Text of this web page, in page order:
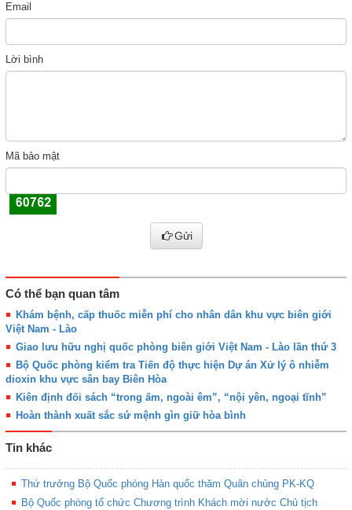
Email
Lời bình
Mã bảo mật
Gửi
Có thể bạn quan tâm
Khám bệnh, cấp thuốc miễn phí cho nhân dân khu vực biên giới
Việt Nam - Lào
Giao lưu hữu nghị quốc phòng biên giới Việt Nam - Lào lần thứ 3
Bộ Quốc phòng kiểm tra Tiến độ thực hiện Dự án Xử lý ô nhiễm
dioxin khu vực sân bay Biên Hòa
Kiên định đối sách “trong ấm, ngoài êm”, “nội yên, ngoại tĩnh”
Hoàn thành xuất sắc sứ mệnh gìn giữ hòa bình
Tin khác
Thứ trưởng Bộ Quốc phòng Hàn quốc thăm Quân chủng PK-KQ
Bộ Quốc phòng tổ chức Chương trình Khách mời nước Chủ tịch